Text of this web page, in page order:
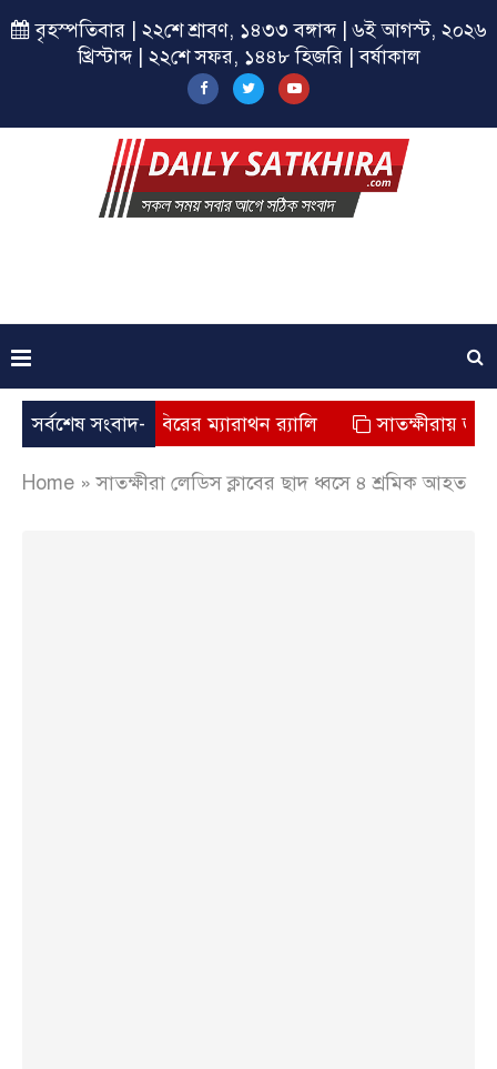
বৃহস্পতিবার | ২২শে শ্রাবণ, ১৪৩৩ বঙ্গাব্দ | ৬ই আগস্ট, ২০২৬
খ্রিস্টাব্দ | ২২শে সফর, ১৪৪৮ হিজরি | বর্ষাকাল
সর্বশেষ সংবাদ-
ছাত্রশিবিরের ম্যারাথন র‌্যালি সাতক্ষীরায় জুলাই
Home »সাতক্ষীরা লেডিস ক্লাবের ছাদ ধ্বসে ৪ শ্রমিক আহত